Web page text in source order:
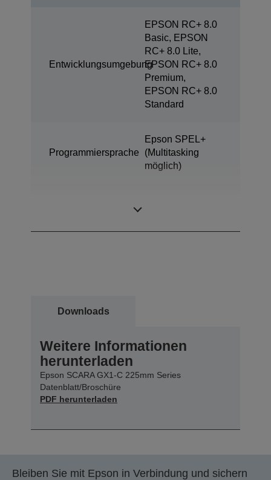
Entwicklungsumgebung
EPSON RC+ 8.0
Basic, EPSON
RC+ 8.0 Lite,
EPSON RC+ 8.0
Premium,
EPSON RC+ 8.0
Standard
Programmiersprache
Epson SPEL+
(Multitasking
möglich)
Downloads
Weitere Informationen
herunterladen
Epson SCARA GX1-C 225mm Series
Datenblatt/Broschüre
PDF herunterladen
Bleiben Sie mit Epson in Verbindung und sichern